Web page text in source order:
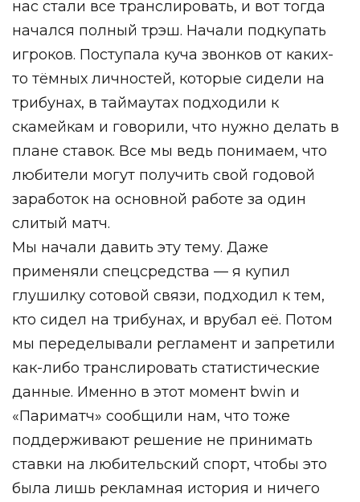
нас стали все транслировать, и вот тогда
начался полный трэш. Начали подкупать
игроков. Поступала куча звонков от каких-
то тёмных личностей, которые сидели на
трибунах, в таймаутах подходили к
скамейкам и говорили, что нужно делать в
плане ставок. Все мы ведь понимаем, что
любители могут получить свой годовой
заработок на основной работе за один
слитый матч.
Мы начали давить эту тему. Даже
применяли спецсредства — я купил
глушилку сотовой связи, подходил к тем,
кто сидел на трибунах, и врубал её. Потом
мы переделывали регламент и запретили
как-либо транслировать статистические
данные. Именно в этот момент bwin и
«Париматч» сообщили нам, что тоже
поддерживают решение не принимать
ставки на любительский спорт, чтобы это
была лишь рекламная история и ничего